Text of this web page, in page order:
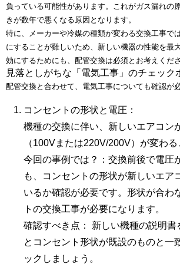
負っている可能性があります。これがガス漏れの
きが数年で悪くなる原因となります。
特に、メーカーや冷媒の種類が変わる交換工事で
にすることが難しいため、新しい機器の性能を最
効にするためにも、配管交換は必須とお考えくださ
見落としがちな「電気工事」のチェック
配管交換と合わせて、電気工事についても確認が必
コンセントの形状と電圧：
機種の交換に伴い、新しいエアコン
（100Vまたは220V/200V） が変わる
今回の事例では？： 交換前後で電圧
も、コンセントの形状が新しいエア
いるか確認が必要です。形状が合わ
トの交換工事が必要になります。
確認すべき点： 新しい機種の説明
とコンセント形状が既設のものと一
ックしましょう。